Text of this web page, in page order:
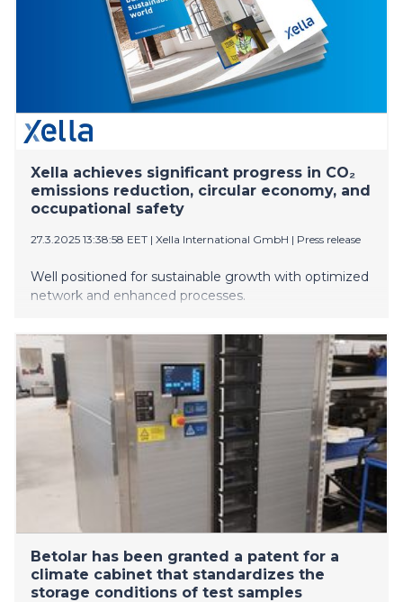
cement developed by Betolar, within the same
process. All material fed into the process is utilized as
valuable products.
Xella achieves significant progress in CO₂
emissions reduction, circular economy, and
occupational safety
27.3.2025 13:38:58 EET | Xella International GmbH | Press release
Well positioned for sustainable growth with optimized
network and enhanced processes.
Betolar has been granted a patent for a
climate cabinet that standardizes the
storage conditions of test samples